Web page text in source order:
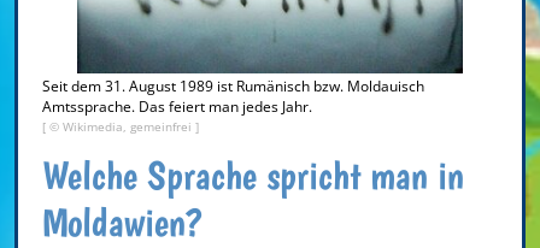
Seit dem 31. August 1989 ist Rumänisch bzw. Moldauisch
Amtssprache. Das feiert man jedes Jahr.
[ © Wikimedia, gemeinfrei ]
Welche Sprache spricht man in
Moldawien?